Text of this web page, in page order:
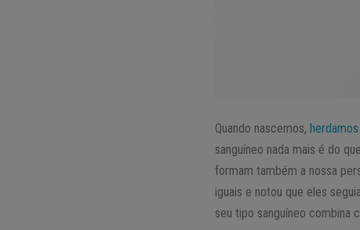
Quando nascemos,
sanguíneo nada mais é do
formam também a nossa
iguais e notou que eles
seu tipo sanguíneo combina